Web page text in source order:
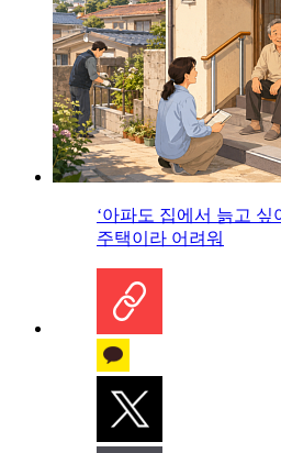
‘아파도 집에서 늙고
주택이라 어려워